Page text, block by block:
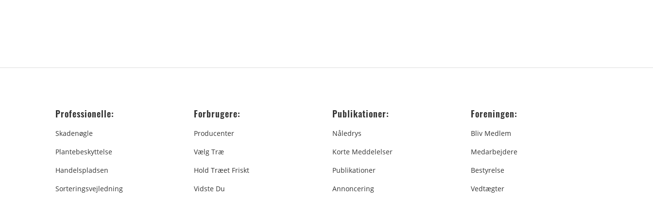
Professionelle:
Skadenøgle
Plantebeskyttelse
Handelspladsen
Sorteringsvejledning
Forbrugere:
Producenter
Vælg Træ
Hold Træet Friskt
Vidste Du
Publikationer:
Nåledrys
Korte Meddelelser
Publikationer
Annoncering
Foreningen:
Bliv Medlem
Medarbejdere
Bestyrelse
Vedtægter